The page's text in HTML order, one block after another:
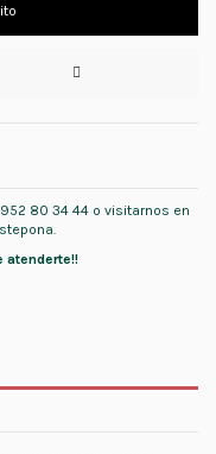
80 34 44 o visitarnos en
atenderte!!